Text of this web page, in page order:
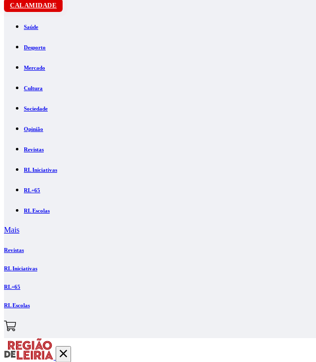
CALAMIDADE
Saúde
Desporto
Mercado
Cultura
Sociedade
Opinião
Revistas
RL Iniciativas
RL+65
RL Escolas
Mais
Revistas
RL Iniciativas
RL+65
RL Escolas